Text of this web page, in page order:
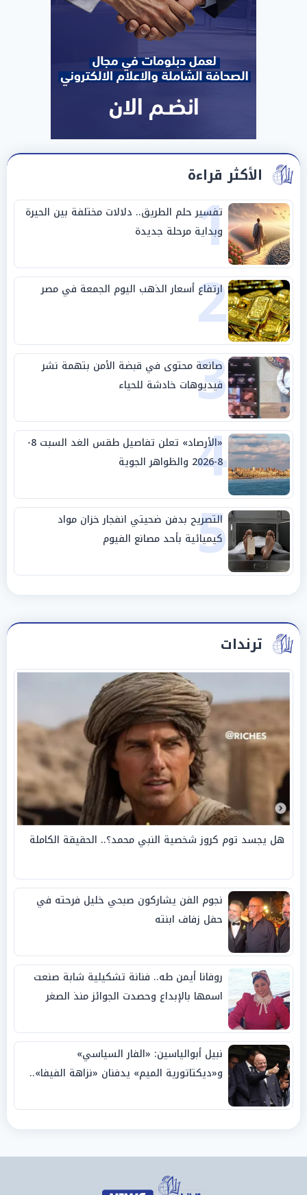
الأكثر قراءة
1
تفسير حلم الطريق.. دلالات مختلفة بين الحيرة
وبداية مرحلة جديدة
2
ارتفاع أسعار الذهب اليوم الجمعة في مصر
3
صانعة محتوى في قبضة الأمن بتهمة نشر
فيديوهات خادشة للحياء
4
«الأرصاد» تعلن تفاصيل طقس الغد السبت 8-
8-2026 والظواهر الجوية
5
التصريح بدفن ضحيتي انفجار خزان مواد
كيميائية بأحد مصانع الفيوم
ترندات
هل يجسد توم كروز شخصية النبي محمد؟.. الحقيقة الكاملة
نجوم الفن يشاركون صبحي خليل فرحته في
حفل زفاف ابنته
روفانا أيمن طه.. فنانة تشكيلية شابة صنعت
اسمها بالإبداع وحصدت الجوائز منذ الصغر
نبيل أبوالياسين: «الفار السياسي»
و«ديكتاتورية الميم» يدفنان «نزاهة الفيفا»..